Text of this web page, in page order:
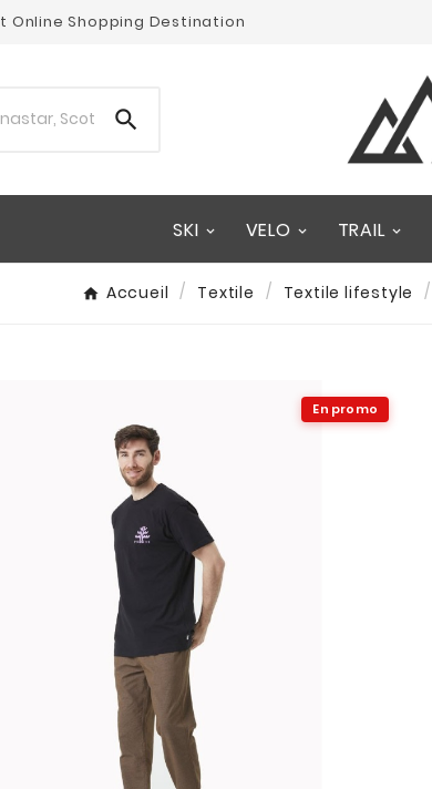
Online Shopping Destination

SKI VELO TRAIL
Accueil Textile Textile lifestyle
En promo